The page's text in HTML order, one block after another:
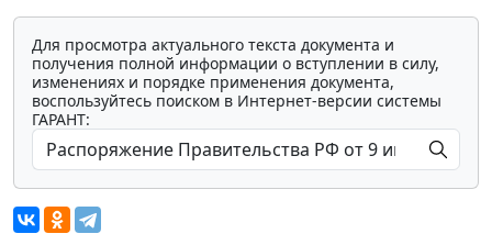
Для просмотра актуального текста документа и
получения полной информации о вступлении в силу,
изменениях и порядке применения документа,
воспользуйтесь поиском в Интернет-версии системы
ГАРАНТ: